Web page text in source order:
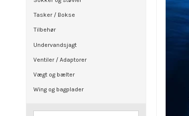
Tasker / Bokse
Tilbehør
Undervandsjagt
Ventiler / Adaptorer
Vægt og bælter
Wing og bagplader